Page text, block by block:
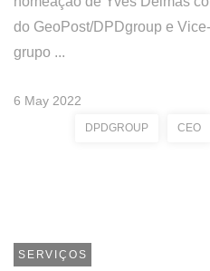
do GeoPost/DPDgroup e
grupo ...
6 May 2022
DPDGROUP CEO
SERVIÇOS